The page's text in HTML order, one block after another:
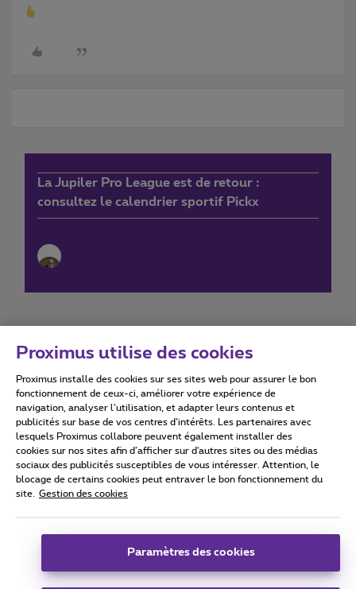
La Jupiler Pro League est de retour :
consultez le calendrier sportif Pickx
Conditions d'utilisation Accessibility statement
Tous droits réservés. © 2026 Proximus
Conditions générales, info consommateur
Coordonnées de l’entreprise
Boulevard du Roi Albert II 27 - B-1030 Bruxelles.
Proximus utilise des cookies
Proximus installe des cookies sur ses sites web pour assurer le bon
fonctionnement de ceux-ci, améliorer votre expérience de
navigation, analyser l’utilisation, et adapter leurs contenus et
publicités sur base de vos centres d’intérêts. Les partenaires avec
lesquels Proximus collabore peuvent également installer des
cookies sur nos sites afin d’afficher sur d'autres sites ou des médias
sociaux des publicités susceptibles de vous intéresser. Attention, le
blocage de certains cookies peut entraver le bon fonctionnement du
site.
Gestion des cookies
Paramètres des cookies